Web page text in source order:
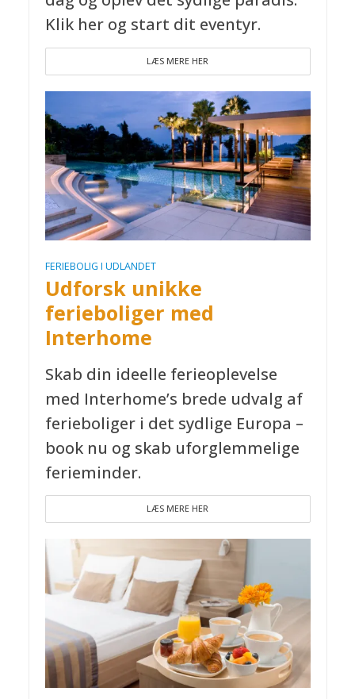
Klik her og start dit eventyr.
LÆS MERE HER
FERIEBOLIG I UDLANDET
Udforsk unikke
ferieboliger med
Interhome
Skab din ideelle ferieoplevelse
med Interhome’s brede udvalg af
ferieboliger i det sydlige Europa –
book nu og skab uforglemmelige
ferieminder.
LÆS MERE HER